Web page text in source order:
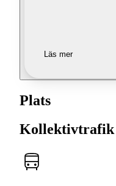
Läs mer
Plats
Kollektivtrafik